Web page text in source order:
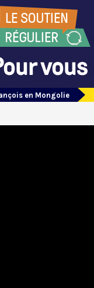
en Mongolie